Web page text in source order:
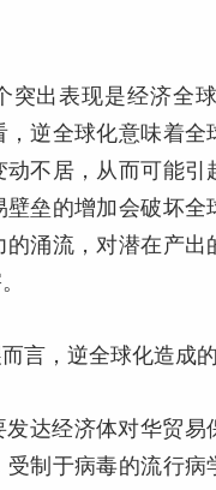
突出表现是经济全
逆全球化意味着
不居，从而可能
垒的增加会破坏
涌流，对潜在产
言，逆全球化造成
达经济体对华贸
制于病毒的流行